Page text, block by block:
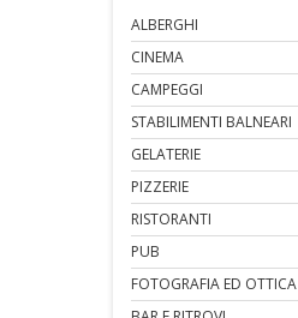
ALBERGHI
CINEMA
CAMPEGGI
STABILIMENTI BALNEARI
GELATERIE
PIZZERIE
RISTORANTI
PUB
FOTOGRAFIA ED OTTICA